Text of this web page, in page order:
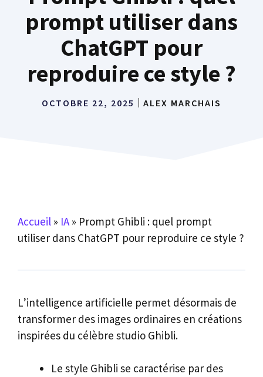
prompt utiliser dans
ChatGPT pour
reproduire ce style ?
OCTOBRE 22, 2025 ALEX MARCHAIS
Accueil » IA » Prompt Ghibli : quel prompt
utiliser dans ChatGPT pour reproduire ce style ?
L’intelligence artificielle permet désormais de
transformer des images ordinaires en créations
inspirées du célèbre studio Ghibli.
Le style Ghibli se caractérise par des